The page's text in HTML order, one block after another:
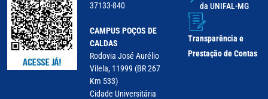
37133-840
CAMPUS POÇOS DE
CALDAS
Rodovia José Aurélio
Vilela, 11999 (BR 267
Km 533)
Cidade Universitária
da UNIFAL-MG
Transparência e
Prestação de Contas